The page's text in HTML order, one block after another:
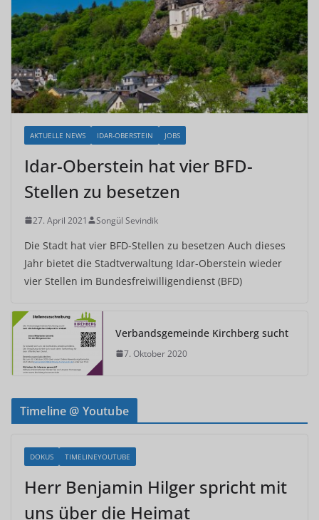
AKTUELLE NEWS IDAR-OBERSTEIN JOBS
Idar-Oberstein hat vier BFD-
Stellen zu besetzen
27. April 2021 Songül Sevindik
Die Stadt hat vier BFD-Stellen zu besetzen Auch dieses
Jahr bietet die Stadtverwaltung Idar-Oberstein wieder
vier Stellen im Bundesfreiwilligendienst (BFD)
Verbandsgemeinde Kirchberg sucht
7. Oktober 2020
Timeline @ Youtube
DOKUS TIMELINEYOUTUBE
Herr Benjamin Hilger spricht mit
uns über die Heimat